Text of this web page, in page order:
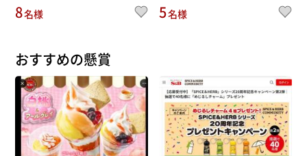
8名様 5名様
おすすめの懸賞